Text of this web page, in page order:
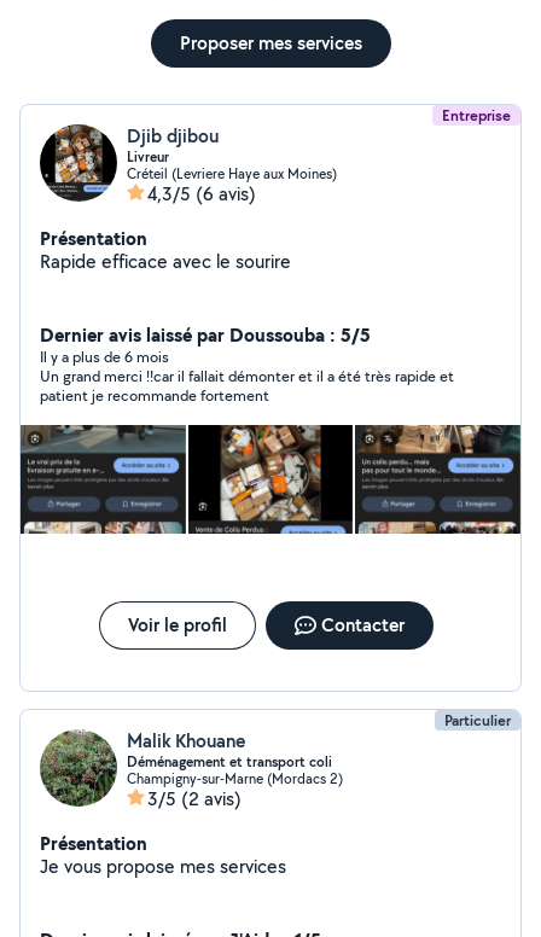
Proposer mes services
Entreprise
Djib djibou
Livreur
Créteil (Levriere Haye aux Moines)
4,3/5 (6 avis)
Présentation
Rapide efficace avec le sourire
Dernier avis laissé par Doussouba : 5/5
Il y a plus de 6 mois
Un grand merci !!car il fallait démonter et il a été très rapide et
patient je recommande fortement
Voir le profil Contacter
Particulier
Malik Khouane
Déménagement et transport coli
Champigny-sur-Marne (Mordacs 2)
3/5 (2 avis)
Présentation
Je vous propose mes services